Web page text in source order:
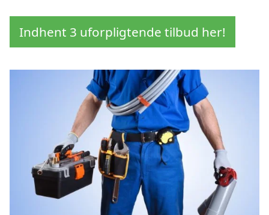
Indhent 3 uforpligtende tilbud her!